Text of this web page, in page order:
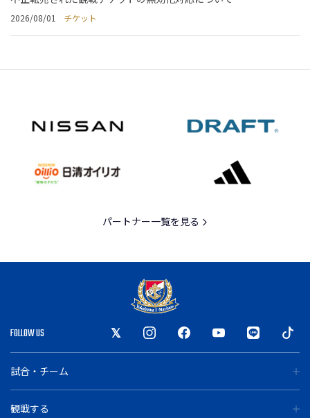
2026/08/01 チケット
パートナー一覧を見る
FOLLOW US
試合・チーム
観戦する